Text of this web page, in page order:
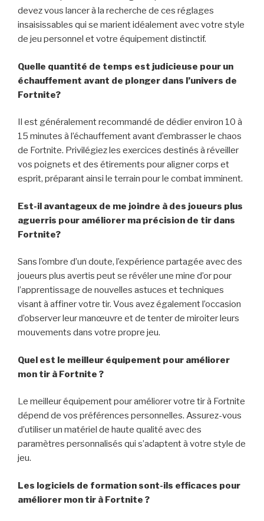
devez vous lancer à la recherche de ces réglages
insaisissables qui se marient idéalement avec votre style
de jeu personnel et votre équipement distinctif.
Quelle quantité de temps est judicieuse pour un
échauffement avant de plonger dans l’univers de
Fortnite?
Il est généralement recommandé de dédier environ 10 à
15 minutes à l’échauffement avant d’embrasser le chaos
de Fortnite. Privilégiez les exercices destinés à réveiller
vos poignets et des étirements pour aligner corps et
esprit, préparant ainsi le terrain pour le combat imminent.
Est-il avantageux de me joindre à des joueurs plus
aguerris pour améliorer ma précision de tir dans
Fortnite?
Sans l’ombre d’un doute, l’expérience partagée avec des
joueurs plus avertis peut se révéler une mine d’or pour
l’apprentissage de nouvelles astuces et techniques
visant à affiner votre tir. Vous avez également l’occasion
d’observer leur manœuvre et de tenter de miroiter leurs
mouvements dans votre propre jeu.
Quel est le meilleur équipement pour améliorer
mon tir à Fortnite ?
Le meilleur équipement pour améliorer votre tir à Fortnite
dépend de vos préférences personnelles. Assurez-vous
d’utiliser un matériel de haute qualité avec des
paramètres personnalisés qui s’adaptent à votre style de
jeu.
Les logiciels de formation sont-ils efficaces pour
améliorer mon tir à Fortnite ?